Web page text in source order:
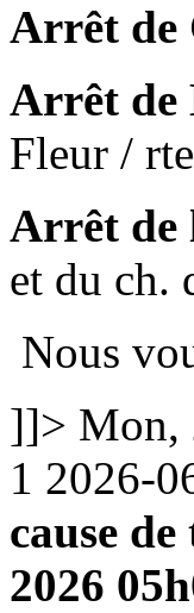
Arrêt de
Arrêt de
Fleur /
Arrêt de
et du ch.
Nous
]]> Mon,
1 2026-
cause
2026